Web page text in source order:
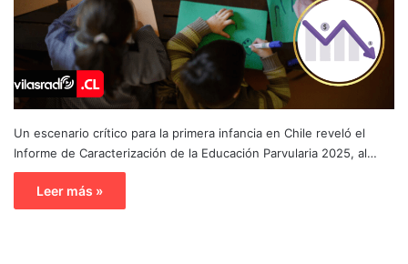
Un escenario crítico para la primera infancia en Chile reveló el
Informe de Caracterización de la Educación Parvularia 2025, al…
Leer más »